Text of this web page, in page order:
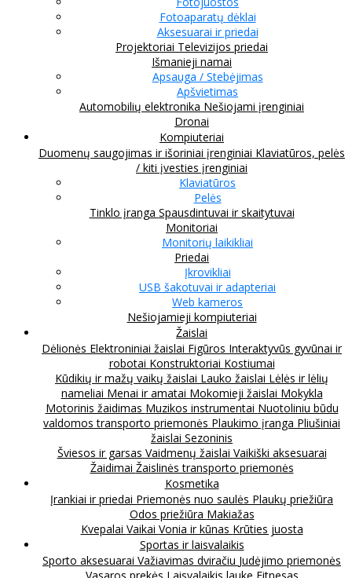
Fotoaparatų dėklai
Aksesuarai ir priedai
Projektoriai Televizijos priedai
Išmanieji namai
Apsauga / Stebėjimas
Apšvietimas
Automobilių elektronika Nešiojami įrenginiai
Dronai
Kompiuteriai
Duomenų saugojimas ir išoriniai įrenginiai Klaviatūros, pelės
/ kiti įvesties įrenginiai
Klaviatūros
Pelės
Tinklo įranga Spausdintuvai ir skaitytuvai
Monitoriai
Monitorių laikikliai
Priedai
Įkrovikliai
USB šakotuvai ir adapteriai
Web kameros
Nešiojamieji kompiuteriai
Žaislai
Dėlionės Elektroniniai žaislai Figūros Interaktyvūs gyvūnai ir
robotai Konstruktoriai Kostiumai
Kūdikių ir mažų vaikų žaislai Lauko žaislai Lėlės ir lėlių
nameliai Menai ir amatai Mokomieji žaislai Mokykla
Motorinis žaidimas Muzikos instrumentai Nuotoliniu būdu
valdomos transporto priemonės Plaukimo įranga Pliušiniai
žaislai Sezoninis
Šviesos ir garsas Vaidmenų žaislai Vaikiški aksesuarai
Žaidimai Žaislinės transporto priemonės
Kosmetika
Įrankiai ir priedai Priemonės nuo saulės Plaukų priežiūra
Odos priežiūra Makiažas
Kvepalai Vaikai Vonia ir kūnas Krūties juosta
Sportas ir laisvalaikis
Sporto aksesuarai Važiavimas dviračiu Judėjimo priemonės
Vasaros prekės Laisvalaikis lauke Fitnesas